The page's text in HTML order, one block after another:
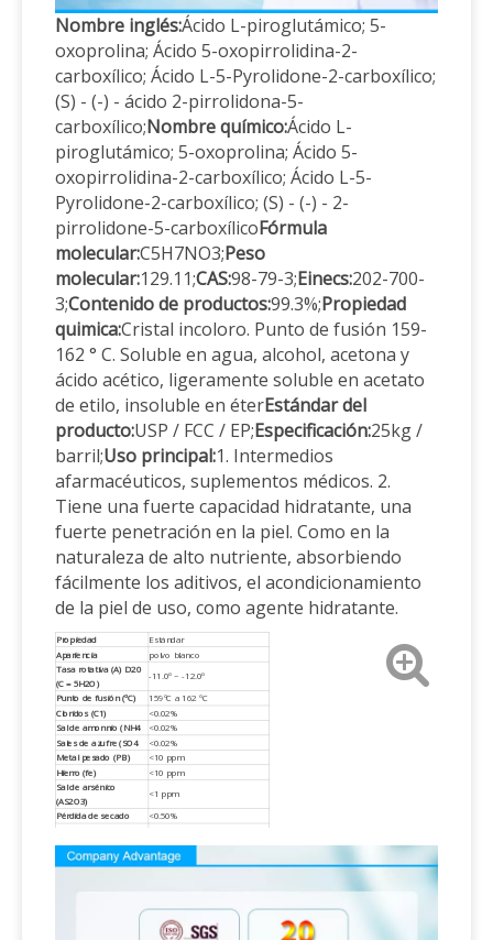
Nombre inglés:Ácido L-piroglutámico; 5-
oxoprolina; Ácido 5-oxopirrolidina-2-
carboxílico; Ácido L-5-Pyrolidone-2-carboxílico;
(S) - (-) - ácido 2-pirrolidona-5-
carboxílico;Nombre químico:Ácido L-
piroglutámico; 5-oxoprolina; Ácido 5-
oxopirrolidina-2-carboxílico; Ácido L-5-
Pyrolidone-2-carboxílico; (S) - (-) - 2-
pirrolidone-5-carboxílicoFórmula
molecular:C5H7NO3;Peso
molecular:129.11;CAS:98-79-3;Einecs:202-700-
3;Contenido de productos:99.3%;Propiedad
quimica:Cristal incoloro. Punto de fusión 159-
162 ° C. Soluble en agua, alcohol, acetona y
ácido acético, ligeramente soluble en acetato
de etilo, insoluble en éterEstándar del
producto:USP / FCC / EP;Especificación:25kg /
barril;Uso principal:1. Intermedios
afarmacéuticos, suplementos médicos. 2.
Tiene una fuerte capacidad hidratante, una
fuerte penetración en la piel. Como en la
naturaleza de alto nutriente, absorbiendo
fácilmente los aditivos, el acondicionamiento
de la piel de uso, como agente hidratante.
Propiedad
Estándar
Apariencia
polvo blanco
Tasa rotativa (A) D20
(C = 5H2O)
-11.0º ~ -12.0º
Punto de fusión (ºC)
159ºC a 162 ºC
Cloridos (C1)
<0.02%
Sal de amonnio (NH4
<0.02%
Sales de azufre (SO4
<0.02%
Metal pesado (PB)
<10 ppm
Hierro (fe)
<10 ppm
Sal de arsénico
(AS2O3)
<1 ppm
Pérdida de secado
<0.50%
Residuos ardientes
Contenido 99.0-101.0%